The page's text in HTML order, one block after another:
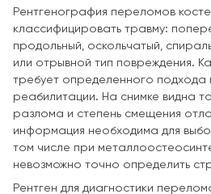
Рентгенография переломов
классифицировать травму:
продольный, оскольчатый,
или отрывной тип повреждения.
требует определенного подхода
реабилитации. На снимке видна
разлома и степень смещения
информация необходима для
том числе при
невозможно точно определить
Рентген для диагностики